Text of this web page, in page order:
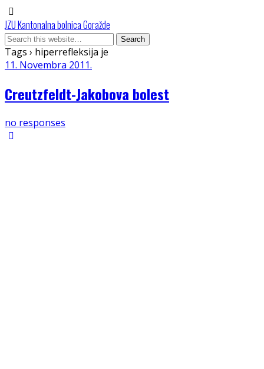
JZU Kantonalna bolnica Goražde
Tags › hiperrefleksija je
11. Novembra 2011.
Creutzfeldt-Jakobova bolest
no responses